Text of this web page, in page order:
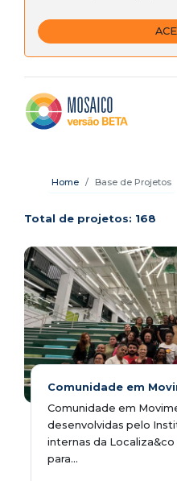
Home Base de Projetos
Total de projetos: 168
Comunidade em
Comunidade em
desenvolvidas pelo
internas da
para...